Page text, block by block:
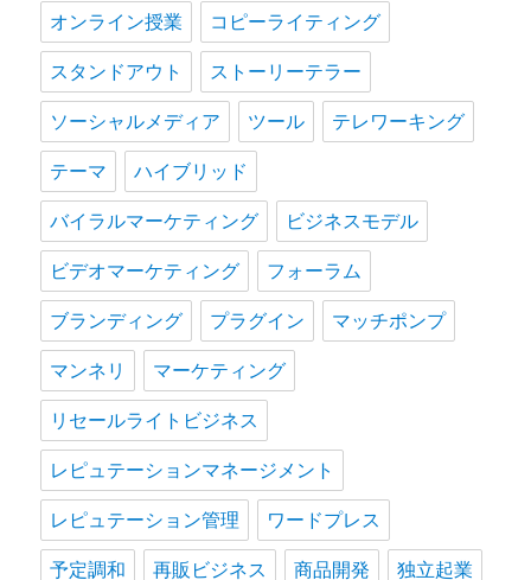
オンライン授業 コピーライティング
スタンドアウト ストーリーテラー
ソーシャルメディア ツール テレワーキング
テーマ ハイブリッド
バイラルマーケティング ビジネスモデル
ビデオマーケティング フォーラム
ブランディング プラグイン マッチポンプ
マンネリ マーケティング
リセールライトビジネス
レピュテーションマネージメント
レピュテーション管理 ワードプレス
予定調和 再販ビジネス 商品開発 独立起業